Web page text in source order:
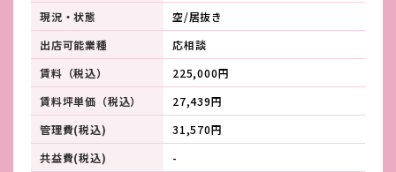
現況・状態
空/居抜き
出店可能業種
応相談
賃料（税込）
225,000円
賃料坪単価（税込）
27,439円
管理費(税込)
31,570円
共益費(税込)
-